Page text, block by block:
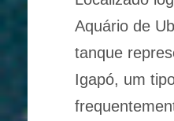
Aquário de
tanque
Igapó, um